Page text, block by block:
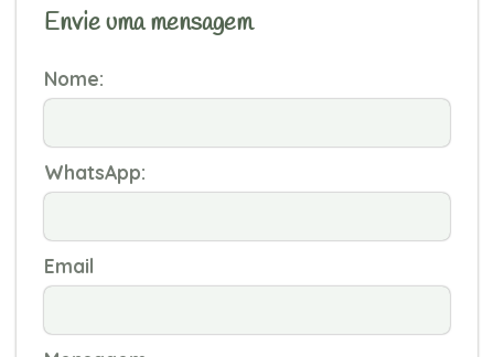
Envie uma mensagem
Nome:
WhatsApp:
Email